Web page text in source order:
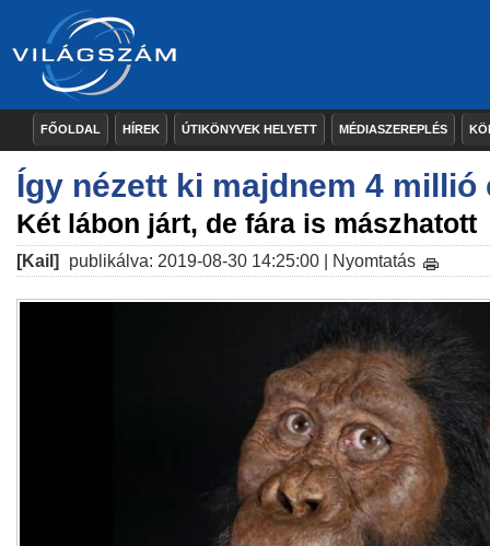
FŐOLDAL HÍREK ÚTIKÖNYVEK HELYETT MÉDIASZEREPLÉS
Így nézett ki majdnem 4 millió
Két lábon járt, de fára is mászhatott
[Kail] publikálva: 2019-08-30 14:25:00 | Nyomtatás